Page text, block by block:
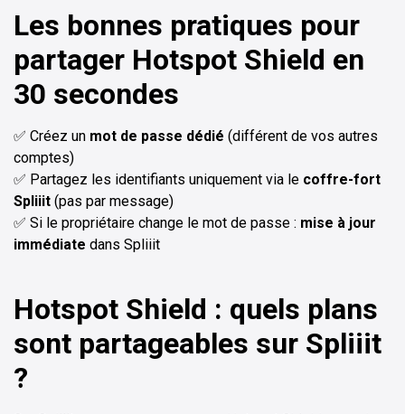
Les bonnes pratiques pour
partager Hotspot Shield en
30 secondes
✅ Créez un mot de passe dédié (différent de vos autres
comptes)
✅ Partagez les identifiants uniquement via le coffre-fort
Spliiit (pas par message)
✅ Si le propriétaire change le mot de passe : mise à jour
immédiate dans Spliiit
Hotspot Shield : quels plans
sont partageables sur Spliiit
?